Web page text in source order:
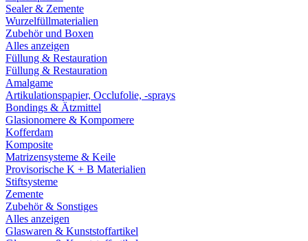
Sealer & Zemente
Wurzelfüllmaterialien
Zubehör und Boxen
Alles anzeigen
Füllung & Restauration
Füllung & Restauration
Amalgame
Artikulationspapier, Occlufolie, -sprays
Bondings & Ätzmittel
Glasionomere & Kompomere
Kofferdam
Komposite
Matrizensysteme & Keile
Provisorische K + B Materialien
Stiftsysteme
Zemente
Zubehör & Sonstiges
Alles anzeigen
Glaswaren & Kunststoffartikel